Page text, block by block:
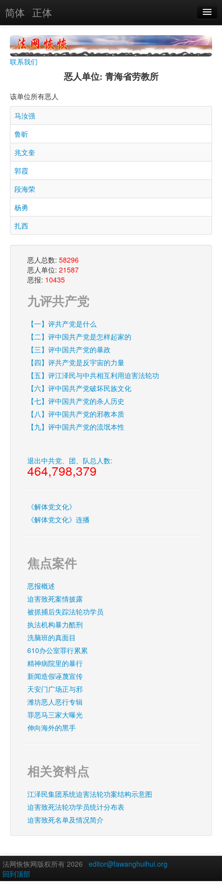
简体 正体
恶报实例
恶人单位
单位图片
搜索
关于
联系我们
恶人单位: 青海省劳教所
该单位所有恶人
马汝强
鲁昕
兆文奎
郭霞
段海荣
杨勇
扎西
恶人总数: 58296
恶人单位: 21587
恶报: 10435
九评共产党
【一】评共产党是什么
【二】评中国共产党是怎样起家的
【三】评中国共产党的暴政
【四】评共产党是反宇宙的力量
【五】评江泽民与中共相互利用迫害法轮功
【六】评中国共产党破坏民族文化
【七】评中国共产党的杀人历史
【八】评中国共产党的邪教本质
【九】评中国共产党的流氓本性
退出中共党、团、队总人数:
464,798,379
《解体党文化》
《解体党文化》连播
焦点案件
恶报概述
迫害致死案情披露
被抓捕后失踪法轮功学员
执法机构暴力酷刑
洗脑班的真面目
610办公室罪行累累
精神病院里的暴行
新闻造假诬蔑宣传
天安门广场正与邪
潍坊恶人恶行专辑
罪恶马三家大曝光
伸向海外的黑手
相关资料点
江泽民集团系统迫害法轮功案结构示意图
迫害致死法轮功学员统计分布表
迫害致死名单及情况简介
法网恢恢网版权所有 2026
editor@fawanghuihui.org
回到顶部